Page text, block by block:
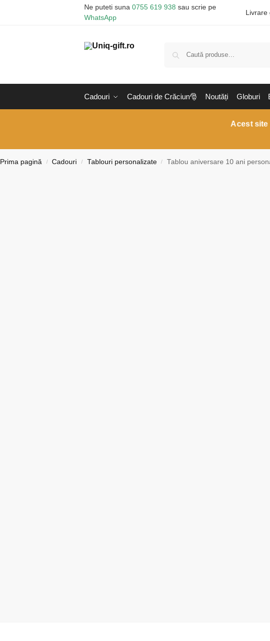
Ne puteti suna 0755 619 938 sau scrie pe
WhatsApp
Livrare
Cadouri Cadouri de Crăciun🎅 Noutăți Globuri
Acest site
Prima pagină / Cadouri / Tablouri personalizate / Tablou aniversare 10 ani